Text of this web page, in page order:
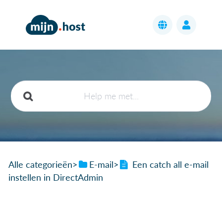
Alle categorieën​>​ ​E-mail​>​
Een catch all e-mail
instellen in DirectAdmin